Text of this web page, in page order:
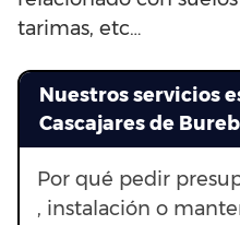
tarimas, etc…
Nuestros servicios
Cascajares de
Por qué pedir
, instalación o